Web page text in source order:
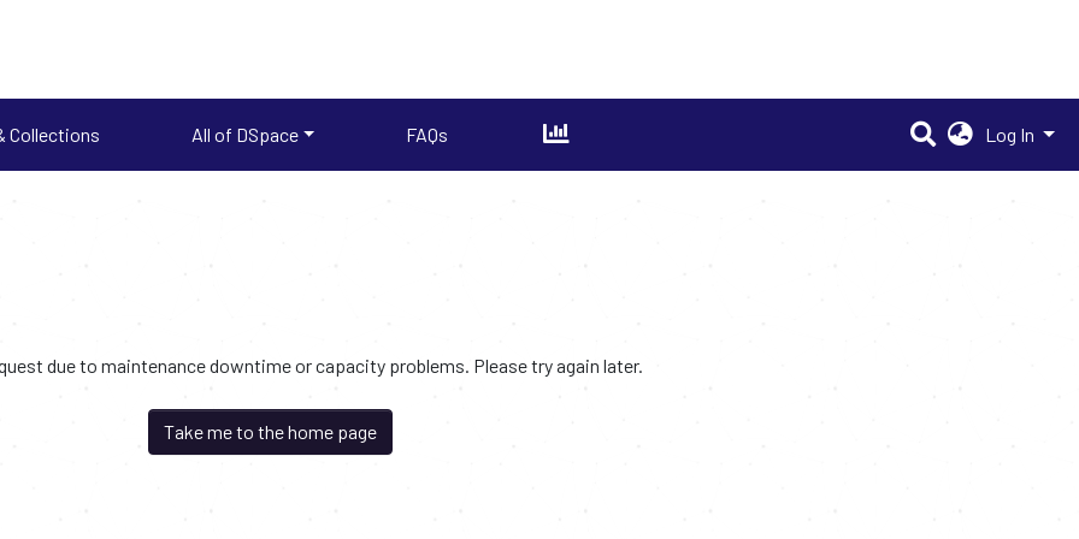
Collections All of DSpace FAQs Log In
due to maintenance downtime or capacity problems. Please try again later.
Take me to the home page